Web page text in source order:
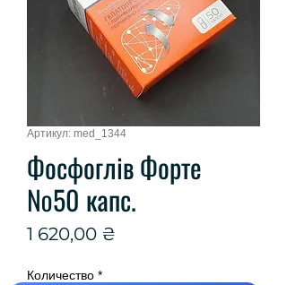
Артикул: med_1344
Фосфоглів Форте
№50 капс.
1 620,00 ₴
Количество *